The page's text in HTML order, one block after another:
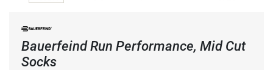
Bauerfeind Run Performance, Mid Cut
Socks